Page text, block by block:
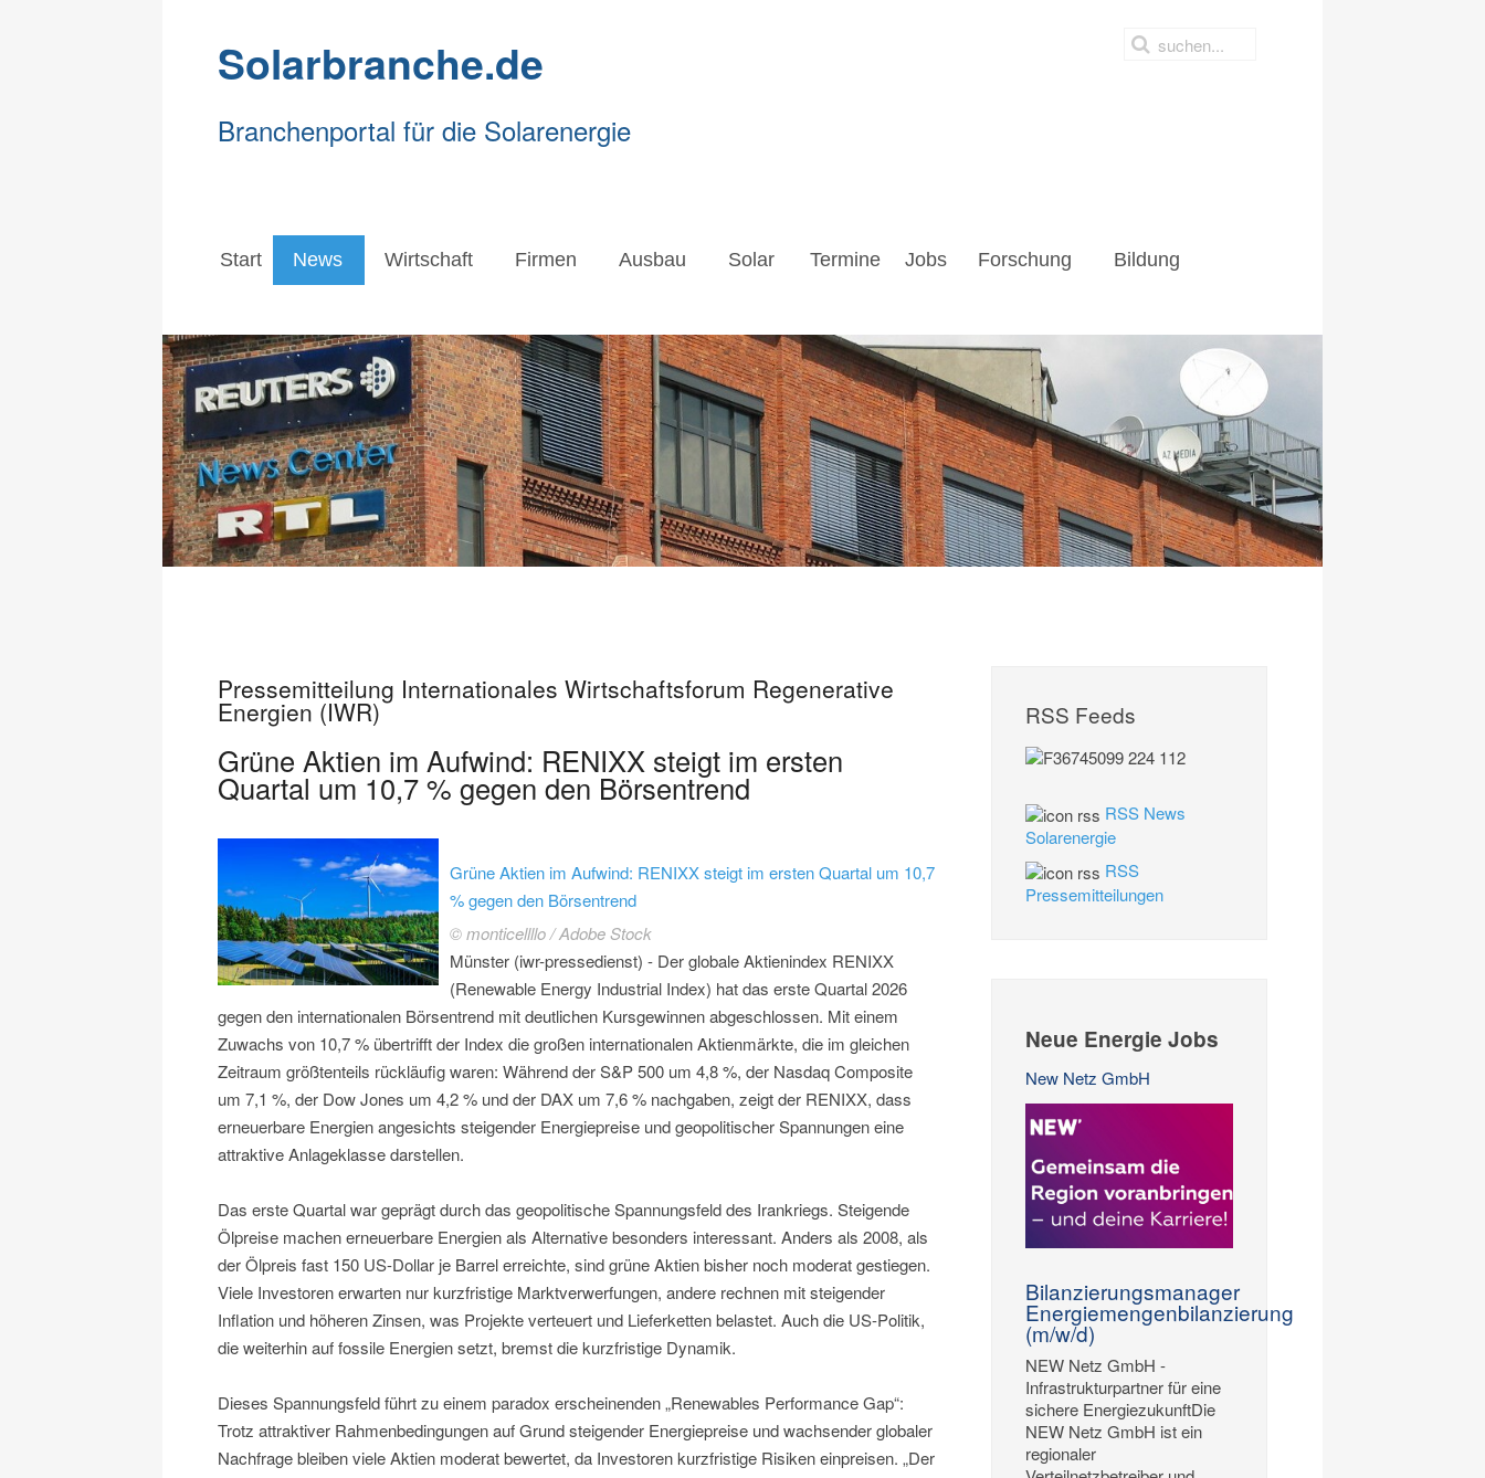
Solarbranche.de
Branchenportal für die Solarenergie
Start News Wirtschaft Firmen Ausbau Solar Termine Jobs Forschung Bildung
Pressemitteilung Internationales Wirtschaftsforum Regenerative
Energien (IWR)
Grüne Aktien im Aufwind: RENIXX steigt im ersten
Quartal um 10,7 % gegen den Börsentrend
Grüne Aktien im Aufwind: RENIXX steigt im ersten Quartal um 10,7
% gegen den Börsentrend
© monticellllo / Adobe Stock
Münster (iwr-pressedienst) - Der globale Aktienindex RENIXX
(Renewable Energy Industrial Index) hat das erste Quartal 2026
gegen den internationalen Börsentrend mit deutlichen Kursgewinnen abgeschlossen. Mit einem
Zuwachs von 10,7 % übertrifft der Index die großen internationalen Aktienmärkte, die im gleichen
Zeitraum größtenteils rückläufig waren: Während der S&P 500 um 4,8 %, der Nasdaq Composite
um 7,1 %, der Dow Jones um 4,2 % und der DAX um 7,6 % nachgaben, zeigt der RENIXX, dass
erneuerbare Energien angesichts steigender Energiepreise und geopolitischer Spannungen eine
attraktive Anlageklasse darstellen.
Das erste Quartal war geprägt durch das geopolitische Spannungsfeld des Irankriegs. Steigende
Ölpreise machen erneuerbare Energien als Alternative besonders interessant. Anders als 2008, als
der Ölpreis fast 150 US-Dollar je Barrel erreichte, sind grüne Aktien bisher noch moderat gestiegen.
Viele Investoren erwarten nur kurzfristige Marktverwerfungen, andere rechnen mit steigender
Inflation und höheren Zinsen, was Projekte verteuert und Lieferketten belastet. Auch die US-Politik,
die weiterhin auf fossile Energien setzt, bremst die kurzfristige Dynamik.
Dieses Spannungsfeld führt zu einem paradox erscheinenden „Renewables Performance Gap“:
Trotz attraktiver Rahmenbedingungen auf Grund steigender Energiepreise und wachsender globaler
Nachfrage bleiben viele Aktien moderat bewertet, da Investoren kurzfristige Risiken einpreisen. „Der
RSS Feeds
RSS News
Solarenergie
RSS
Pressemitteilungen
Neue Energie Jobs
New Netz GmbH
Bilanzierungsmanager
Energiemengenbilanzierung
(m/w/d)
NEW Netz GmbH -
Infrastrukturpartner für eine
sichere EnergiezukunftDie
NEW Netz GmbH ist ein
regionaler